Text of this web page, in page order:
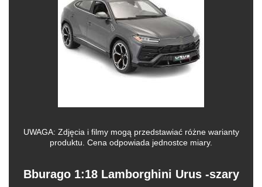
UWAGA: Zdjęcia i filmy mogą przedstawiać różne warianty
produktu. Cena odpowiada jednostce miary.
Bburago 1:18 Lamborghini Urus -szary